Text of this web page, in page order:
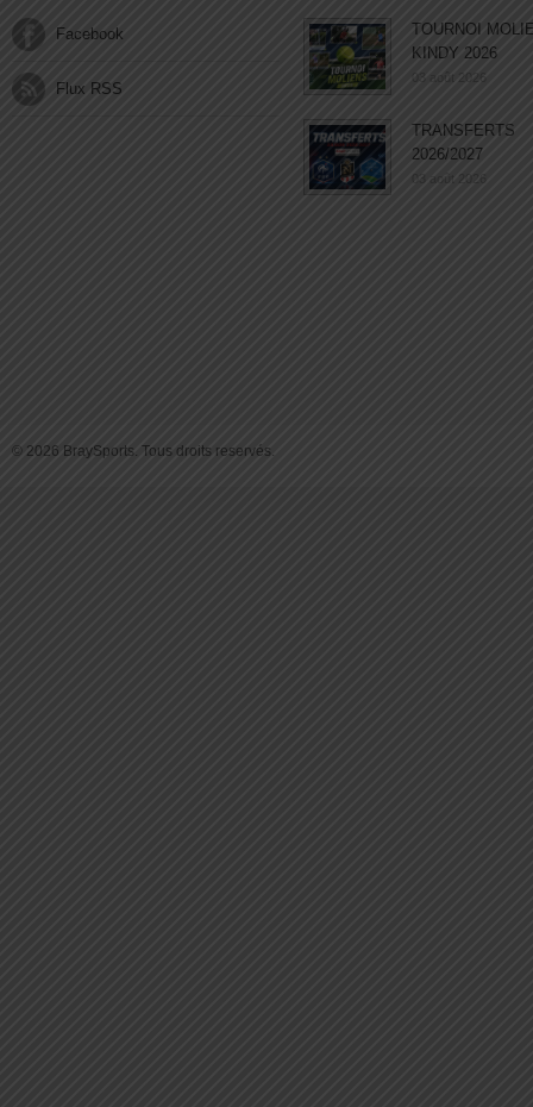
Facebook
Flux RSS
TOURNOI
KINDY 2026
03 août 2026
TRANSFERTS
2026/2027
03 août 2026
© 2026 BraySports. Tous droits reservés.